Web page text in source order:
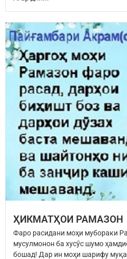
ҲИКМАТҲОИ РАМАЗОН
Фаро расидани моҳи мубораки
мусулмонон ба хусӯс шумо
бошад! Дар ин моҳи шарифу